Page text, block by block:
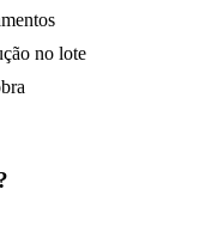
no lote